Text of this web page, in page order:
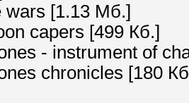
wars [1.13 Мб.]
capers [499 Кб.]
- instrument of
chronicles [180